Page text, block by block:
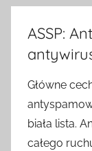
ASSP:
Główne
biała lista.
całego